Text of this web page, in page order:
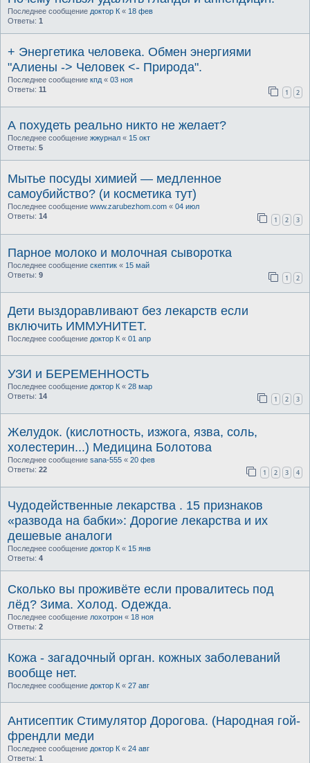
Последнее сообщение доктор К « 18 фев
Ответы: 1
+ Энергетика человека. Обмен энергиями
"Алиены -> Человек <- Природа".
Последнее сообщение кпд « 03 ноя
Ответы: 11 1 2
А похудеть реально никто не желает?
Последнее сообщение жжурнал « 15 окт
Ответы: 5
Мытье посуды химией — медленное
самоубийство? (и косметика тут)
Последнее сообщение www.zarubezhom.com « 04 июл
Ответы: 14 1 2 3
Парное молоко и молочная сыворотка
Последнее сообщение скептик « 15 май
Ответы: 9 1 2
Дети выздоравливают без лекарств если
включить ИММУНИТЕТ.
Последнее сообщение доктор К « 01 апр
УЗИ и БЕРЕМЕННОСТЬ
Последнее сообщение доктор К « 28 мар
Ответы: 14 1 2 3
Желудок. (кислотность, изжога, язва, соль,
холестерин...) Медицина Болотова
Последнее сообщение sana-555 « 20 фев
Ответы: 22 1 2 3 4
Чудодейственные лекарства . 15 признаков
«развода на бабки»: Дорогие лекарства и их
дешевые аналоги
Последнее сообщение доктор К « 15 янв
Ответы: 4
Сколько вы проживёте если провалитесь под
лёд? Зима. Холод. Одежда.
Последнее сообщение лохотрон « 18 ноя
Ответы: 2
Кожа - загадочный орган. кожных заболеваний
вообще нет.
Последнее сообщение доктор К « 27 авг
Антисептик Стимулятор Дорогова. (Народная гой-
френдли меди
Последнее сообщение доктор К « 24 авг
Ответы: 1